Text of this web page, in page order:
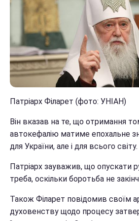
Патріарх Філарет (фото: УНІАН)
Він вказав на те, що отримання
автокефалію матиме епохальне
для України, але і для всього світу.
Патріарх зауважив, що опускати
треба, оскільки боротьба не
Також Філарет повідомив своїм
духовенству щодо процесу